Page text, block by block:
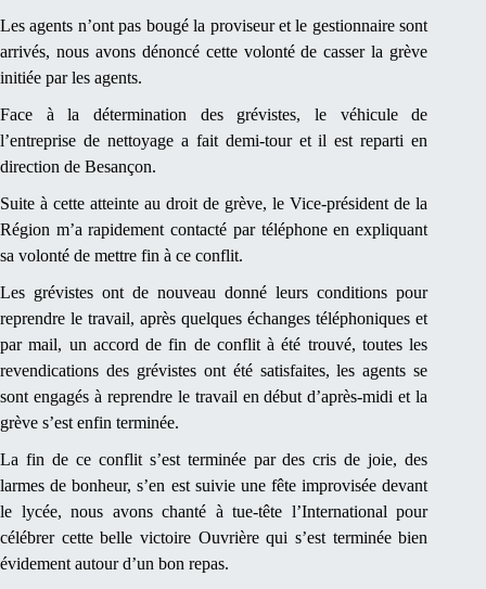
Les agents n’ont pas bougé la proviseur et le gestionnaire sont
arrivés, nous avons dénoncé cette volonté de casser la grève
initiée par les agents.
Face à la détermination des grévistes, le véhicule de
l’entreprise de nettoyage a fait demi-tour et il est reparti en
direction de Besançon.
Suite à cette atteinte au droit de grève, le Vice-président de la
Région m’a rapidement contacté par téléphone en expliquant
sa volonté de mettre fin à ce conflit.
Les grévistes ont de nouveau donné leurs conditions pour
reprendre le travail, après quelques échanges téléphoniques et
par mail, un accord de fin de conflit à été trouvé, toutes les
revendications des grévistes ont été satisfaites, les agents se
sont engagés à reprendre le travail en début d’après-midi et la
grève s’est enfin terminée.
La fin de ce conflit s’est terminée par des cris de joie, des
larmes de bonheur, s’en est suivie une fête improvisée devant
le lycée, nous avons chanté à tue-tête l’International pour
célébrer cette belle victoire Ouvrière qui s’est terminée bien
évidement autour d’un bon repas.